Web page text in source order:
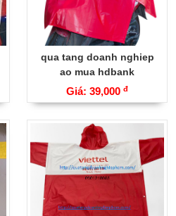
qua tang doanh nghiep
ao mua hdbank
Giá: 39,000 đ